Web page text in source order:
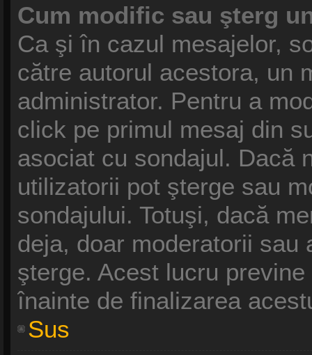
Cum modific sau şterg
Ca şi în cazul mesajelor,
către autorul acestora, un
administrator. Pentru a
click pe primul mesaj din
asociat cu sondajul. Dacă
utilizatorii pot şterge sau
sondajului. Totuşi, dacă
deja, doar moderatorii
şterge. Acest lucru
înainte de finalizarea
Sus